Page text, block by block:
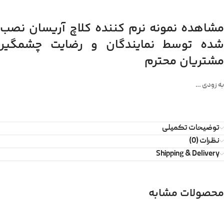
مشاهده نمونه نرم کننده کلاچ آریسان نصب
شده توسط نمایندگان و رضایت چشمگیر
مشتریان محترم
به زودی …
توضیحات تکمیلی
نظرات (0)
Shipping & Delivery
محصولات مشابه